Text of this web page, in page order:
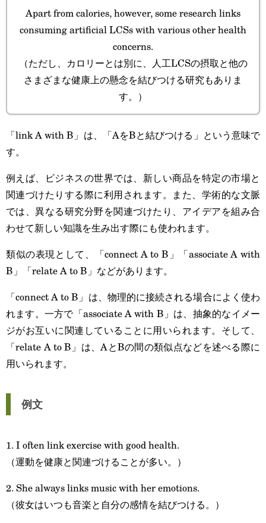
Apart from calories, however, some research links
consuming artificial LCSs with various other health
concerns.
（ただし、カロリーとは別に、人工LCSの摂取と他の
さまざまな健康上の懸念を結びつける研究もありま
す。）
「link A with B」は、「AをBと結びつける」という意味で
す。
例えば、ビジネスの世界では、新しい商品を特定の市場と
関連づけたりする際に利用されます。また、学術的な文脈
では、異なる研究分野を関連づけたり、アイデアを組み合
わせて新しい知識を生み出す際にも使われます。
類似の表現として、「connect A to B」「associate A with
B」「relate A to B」などがあります。
「connect A to B」は、物理的に接続される場合によく使わ
れます。一方で「associate A with B」は、抽象的なイメー
ジがお互いに関連していることに用いられます。そして、
「relate A to B」は、AとBの間の類似点などを述べる際に
用いられます。
例文
1. I often link exercise with good health.
（運動を健康と関連づけることが多い。）
2. She always links music with her emotions.
（彼女はいつも音楽と自分の感情を結びつける。）